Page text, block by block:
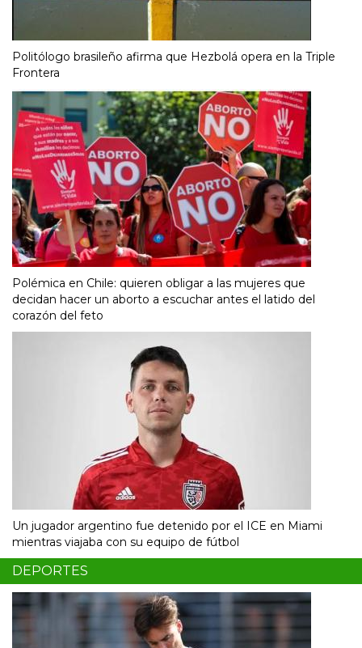
Politólogo brasileño afirma que Hezbolá opera en la Triple
Frontera
Polémica en Chile: quieren obligar a las mujeres que
decidan hacer un aborto a escuchar antes el latido del
corazón del feto
Un jugador argentino fue detenido por el ICE en Miami
mientras viajaba con su equipo de fútbol
DEPORTES